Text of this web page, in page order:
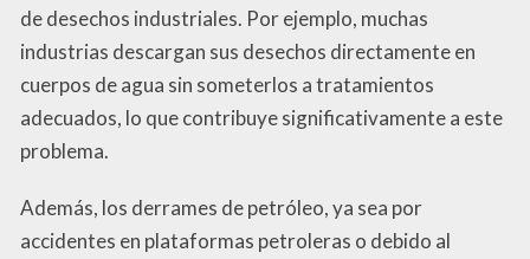
de desechos industriales. Por ejemplo, muchas
industrias descargan sus desechos directamente en
cuerpos de agua sin someterlos a tratamientos
adecuados, lo que contribuye significativamente a este
problema.
Además, los derrames de petróleo, ya sea por
accidentes en plataformas petroleras o debido al